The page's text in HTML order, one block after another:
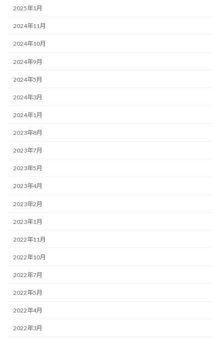
2025年1月
2024年11月
2024年10月
2024年9月
2024年5月
2024年3月
2024年1月
2023年8月
2023年7月
2023年5月
2023年4月
2023年2月
2023年1月
2022年11月
2022年10月
2022年7月
2022年5月
2022年4月
2022年3月